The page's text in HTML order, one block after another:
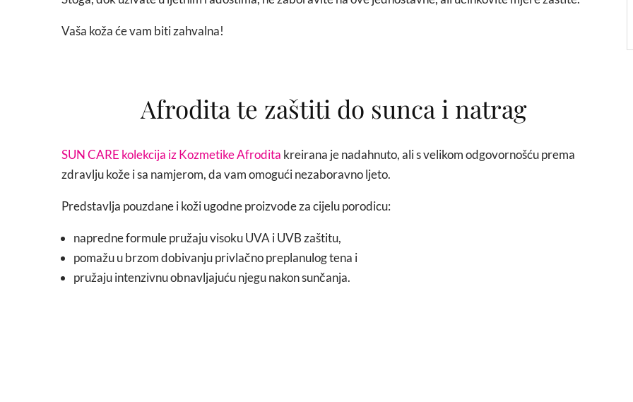
Vaša koža će vam biti zahvalna!
Afrodita te zaštiti do sunca i natrag
SUN CARE kolekcija iz Kozmetike Afrodita kreirana je nadahnuto, ali s velikom odgovornošću prema
zdravlju kože i sa namjerom, da vam omogući nezaboravno ljeto.
Predstavlja pouzdane i koži ugodne proizvode za cijelu porodicu:
napredne formule pružaju visoku UVA i UVB zaštitu,
pomažu u brzom dobivanju privlačno preplanulog tena i
pružaju intenzivnu obnavljajuću njegu nakon sunčanja.